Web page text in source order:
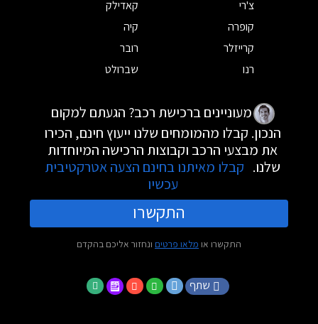
צ'רי
קאדילק
קופרה
קיה
קרייזלר
רובר
רנו
שברולט
מעוניינים ברכישת רכב? הגעתם למקום
הנכון. קבלו מהמומחים שלנו ייעוץ חינם, הכירו
את מבצעי הרכב וקבוצות הרכישה המיוחדות
שלנו. קבלו מאיתנו בחינם הצעה אטרקטיבית
עכשיו
התקשרו
התקשרו או מלאו פרטים ונחזור אליכם בהקדם
שתף